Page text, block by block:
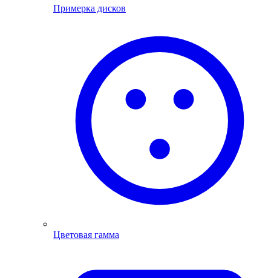
Примерка дисков
Цветовая гамма